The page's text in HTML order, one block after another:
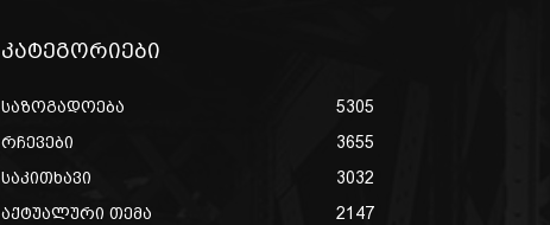
კატეგორიები
საზოგადოება
5305
რჩევები
3655
საკითხავი
3032
აქტუალური თემა
2147